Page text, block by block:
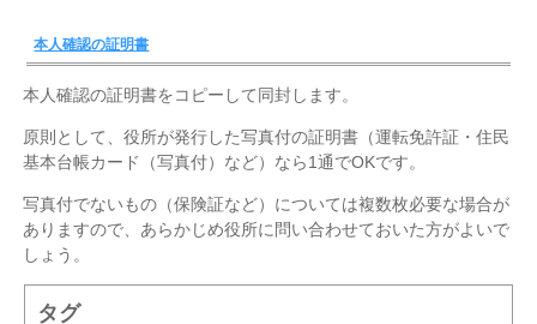
本人確認の証明書
本人確認の証明書をコピーして同封します。
原則として、役所が発行した写真付の証明書（運転免許証・住民
基本台帳カード（写真付）など）なら1通でOKです。
写真付でないもの（保険証など）については複数枚必要な場合が
ありますので、あらかじめ役所に問い合わせておいた方がよいで
しょう。
タグ